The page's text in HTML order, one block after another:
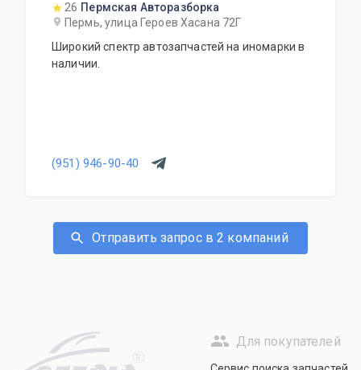
26 Пермская Авторазборка
Пермь, улица Героев Хасана 72Г
Широкий спектр автозапчастей на иномарки в
наличии.
(951) 946-90-40
Отправить запрос в 2 компаний
R
Для покупателей